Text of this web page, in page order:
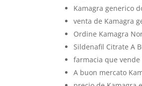
Kamagra generico
venta de Kamagra
Ordine Kamagra
Sildenafil Citrate A
farmacia que
A buon mercato